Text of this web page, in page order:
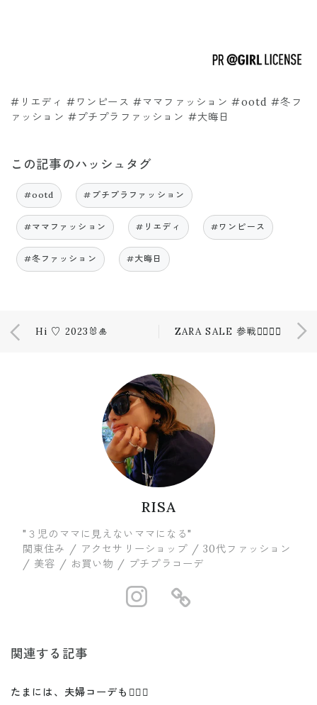
#リエディ #ワンピース #ママファッション #ootd #冬フ
ァッション #プチプラファッション #大晦日
この記事のハッシュタグ
#ootd #プチプラファッション
#ママファッション #リエディ #ワンピース
#冬ファッション #大晦日
Hi ♡ 2023🐰🎍 ZARA SALE 参戦✌🏾💫💫
RISA
"３児のママに見えないママになる"
関東住み / アクセサリーショップ / 30代ファッション
/ 美容 / お買い物 / プチプラコーデ
https://
関連する記事
たまには、夫婦コーデも✌🏾💞